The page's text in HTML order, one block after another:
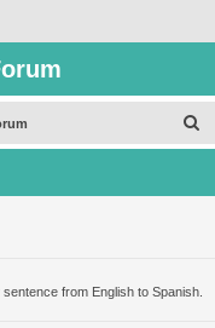
u
from English to Spanish.